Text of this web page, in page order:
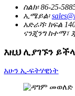
ስልክ፡ 86-25-
ኢሜይል፡
አድራሻ፡ ክፍል
ናንጂንግ ከተማ፣
እዚህ ሊያገኙን
አሁን ኢ-ፍትሃዊነት